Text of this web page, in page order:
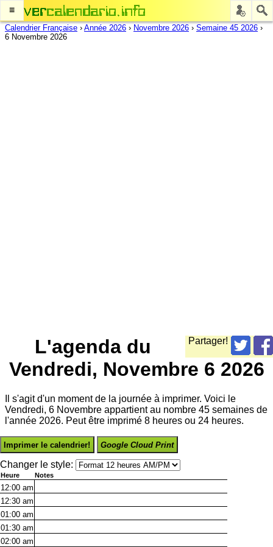
≡
Calendrier Française › Année 2026 › Novembre 2026 › Semaine 45 2026 ›
6 Novembre 2026
Partager!
L'agenda du
Vendredi, Novembre 6 2026
Il s'agit d'un moment de la journée à imprimer. Voici le
Vendredi, 6 Novembre appartient au nombre 45 semaines de
l'année 2026. Peut être imprimé 8 heures ou 24 heures.
Imprimer le calendrier! Google Cloud Print
Changer le style:
Heure Notes
12:00 am
12:30 am
01:00 am
01:30 am
02:00 am